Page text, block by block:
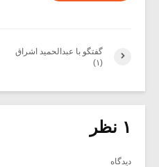
گفتگو با عبدالحمید اشراق
(۱)
۱ نظر
دیدگاه